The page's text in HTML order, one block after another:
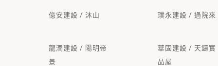
億安建設 / 沐山 璞永建設 / 過院來
龍潤建設 / 陽明帝
景
華固建設 / 天鑄實
品屋